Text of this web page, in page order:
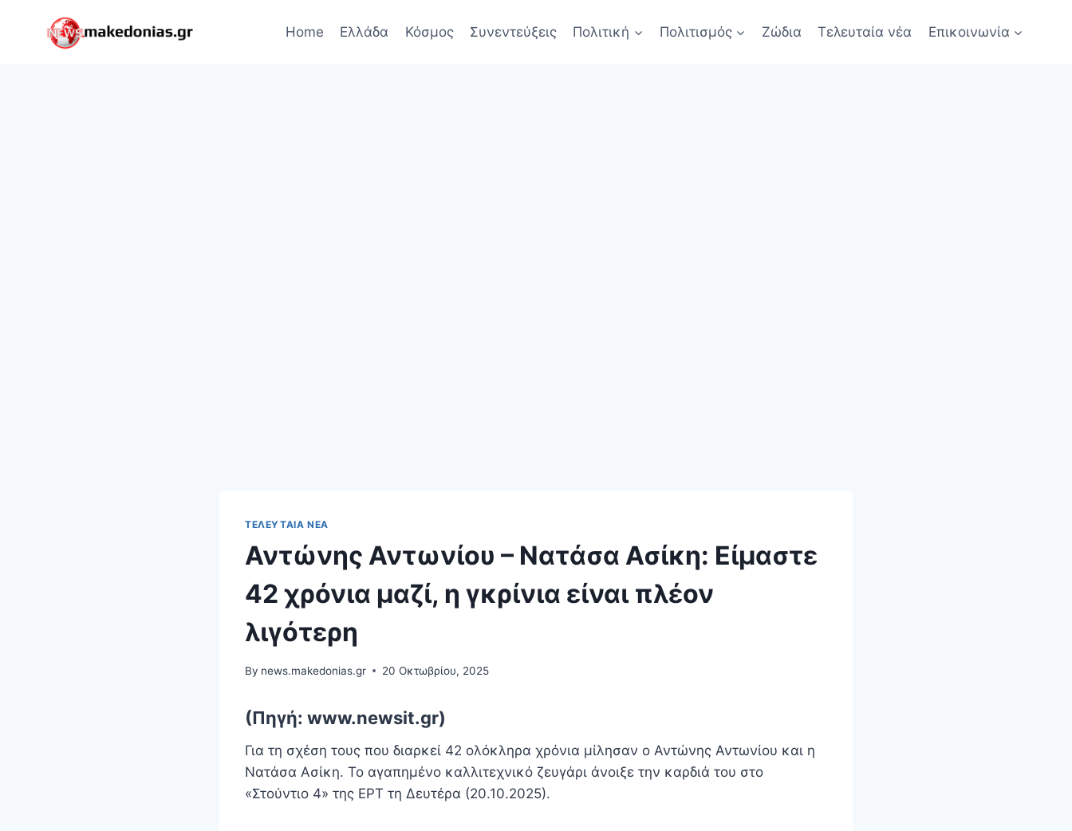
Home Ελλάδα Κόσμος Συνεντεύξεις Πολιτική Πολιτισμός Ζώδια Τελευταία νέα Επικοινωνία
ΤΕΛΕΥΤΑΊΑ ΝΈΑ
Αντώνης Αντωνίου – Νατάσα Ασίκη: Είμαστε
42 χρόνια μαζί, η γκρίνια είναι πλέον
λιγότερη
By news.makedonias.gr 20 Οκτωβρίου, 2025
(Πηγή: www.newsit.gr)
Για τη σχέση τους που διαρκεί 42 ολόκληρα χρόνια μίλησαν ο Αντώνης Αντωνίου και η
Νατάσα Ασίκη. Το αγαπημένο καλλιτεχνικό ζευγάρι άνοιξε την καρδιά του στο
«Στούντιο 4» της ΕΡΤ τη Δευτέρα (20.10.2025).